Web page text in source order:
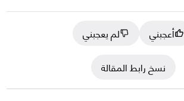
أعجبني
لم يعجبني
نسخ رابط المقالة